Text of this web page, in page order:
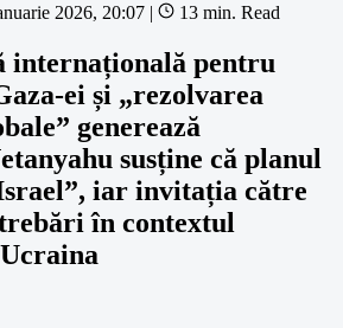
2026, 20:07 | 13 min. Read
internațională pentru
ei și „rezolvarea
generează
susține că planul
iar invitația către
în contextul